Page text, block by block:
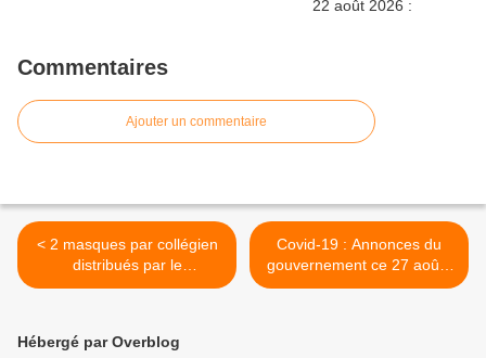
Commentaires
Ajouter un commentaire
< 2 masques par collégien
distribués par le
Département du Loiret à
Covid-19 : Annonces du
gouvernement ce 27 août :
Zones rouges, masques,
Hébergé par Overblog